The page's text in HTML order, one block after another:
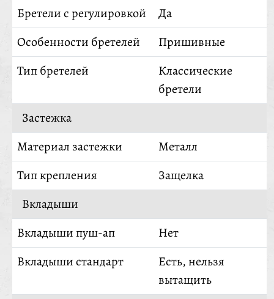
Бретели с регулировкой
Да
Особенности бретелей
Пришивные
Тип бретелей
Классические
бретели
Застежка
Материал застежки
Металл
Тип крепления
Защелка
Вкладыши
Вкладыши пуш-ап
Нет
Вкладыши стандарт
Есть, нельзя
вытащить